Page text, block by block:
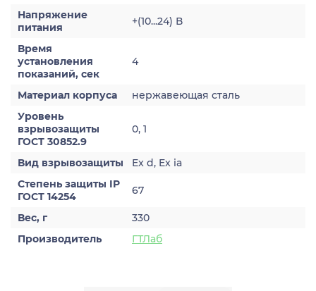
Напряжение
питания
+(10...24) В
Время
установления
показаний, сек
4
Материал корпуса
нержавеющая сталь
Уровень
взрывозащиты
ГОСТ 30852.9
0, 1
Вид взрывозащиты
Ex d, Ex ia
Степень защиты IP
ГОСТ 14254
67
Вес, г
330
Производитель
ГТЛаб